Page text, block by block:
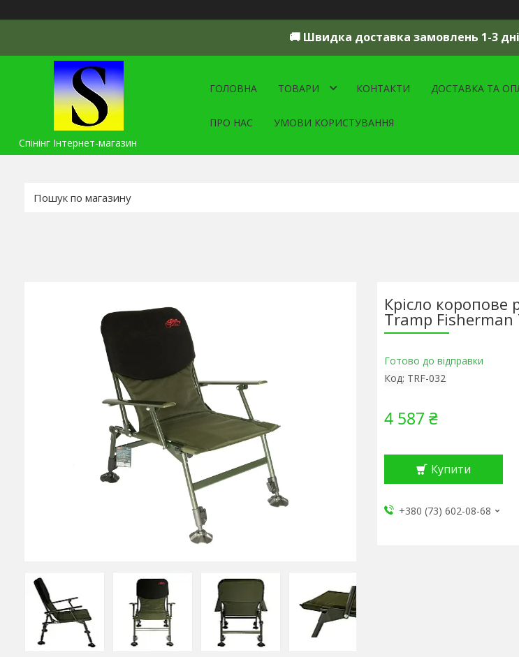
🚚 Швидка доставка замовлень 1-3
Спінінг Інтернет-магазин
ГОЛОВНА ТОВАРИ КОНТАКТИ ДОСТАВКА ТА
ПРО НАС УМОВИ КОРИСТУВАННЯ
Крісло коропове
Tramp Fisherman
Готово до відправки
Код: TRF-032
4 587 ₴
Купити
+380 (73) 602-08-68